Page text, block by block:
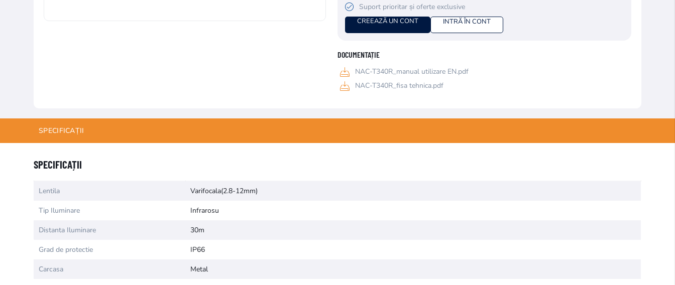
Suport prioritar și oferte exclusive
CREEAZĂ UN CONT INTRĂ ÎN CONT
DOCUMENTAȚIE
NAC-T340R_manual utilizare EN.pdf
NAC-T340R_fisa tehnica.pdf
SPECIFICAȚII
SPECIFICAȚII
Numele atributului Valoarea atributului
Lentila Varifocala(2.8-12mm)
Tip Iluminare Infrarosu
Distanta Iluminare 30m
Grad de protectie IP66
Carcasa Metal